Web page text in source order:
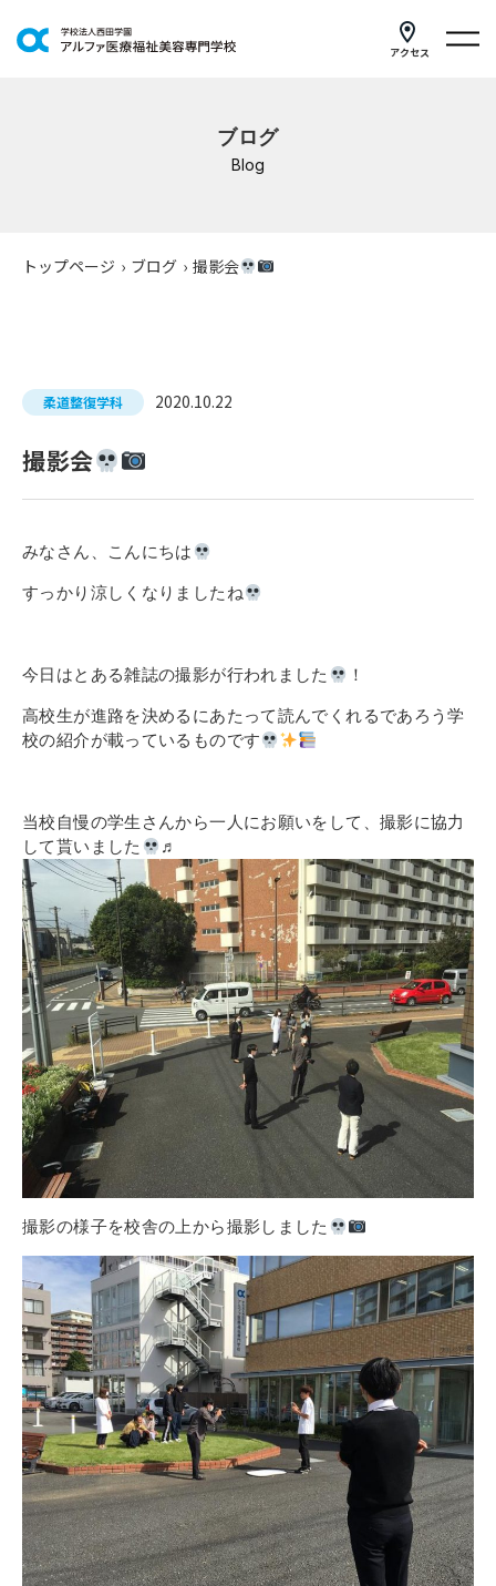
アクセス
研修・講座
公共職業訓練
卒業生の皆さまへ
新着情報
お問い合わせ
資料請求
インターネット出願
教職員採用情報
その他
個人情報の取り扱いについて
1号館総合受付：〒194-0022 東京都町田市森野1-7-8
ブログ
Blog
トップページ › ブログ › 撮影会
柔道整復学科 2020.10.22
撮影会
みなさん、こんにちは
すっかり涼しくなりましたね
今日はとある雑誌の撮影が行われました ！
高校生が進路を決めるにあたって読んでくれるであろう学
校の紹介が載っているものです
当校自慢の学生さんから一人にお願いをして、撮影に協力
して貰いました
♬
撮影の様子を校舎の上から撮影しました